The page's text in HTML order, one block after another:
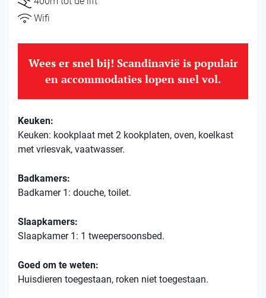
Wifi
Wees er snel bij! Scandinavië is populair
en accommodaties lopen snel vol.
Keuken:
Keuken: kookplaat met 2 kookplaten, oven, koelkast
met vriesvak, vaatwasser.
Badkamers:
Badkamer 1: douche, toilet.
Slaapkamers:
Slaapkamer 1: 1 tweepersoonsbed.
Goed om te weten:
Huisdieren toegestaan, roken niet toegestaan.